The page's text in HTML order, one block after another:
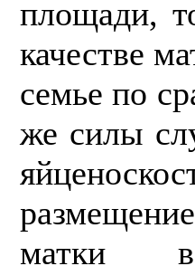
площади,
качестве
семье по
же силы
матки в